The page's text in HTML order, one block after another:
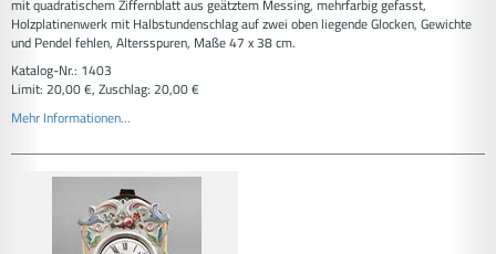
mit quadratischem Ziffernblatt aus geätztem Messing, mehrfarbig gefasst,
Holzplatinenwerk mit Halbstundenschlag auf zwei oben liegende Glocken, Gewichte
und Pendel fehlen, Altersspuren, Maße 47 x 38 cm.
Katalog-Nr.: 1403
Limit: 20,00 €, Zuschlag: 20,00 €
Mehr Informationen...